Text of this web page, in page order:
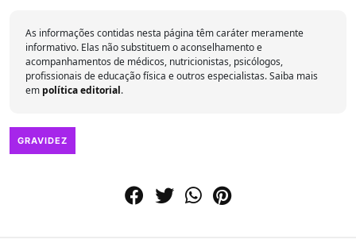
As informações contidas nesta página têm caráter meramente
informativo. Elas não substituem o aconselhamento e
acompanhamentos de médicos, nutricionistas, psicólogos,
profissionais de educação física e outros especialistas. Saiba mais
em política editorial.
GRAVIDEZ